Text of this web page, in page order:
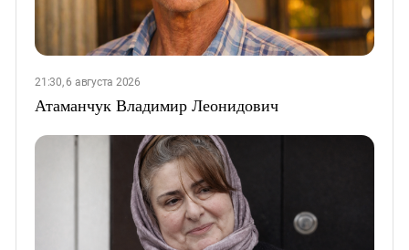
21:30, 6 августа 2026
Атаманчук Владимир Леонидович